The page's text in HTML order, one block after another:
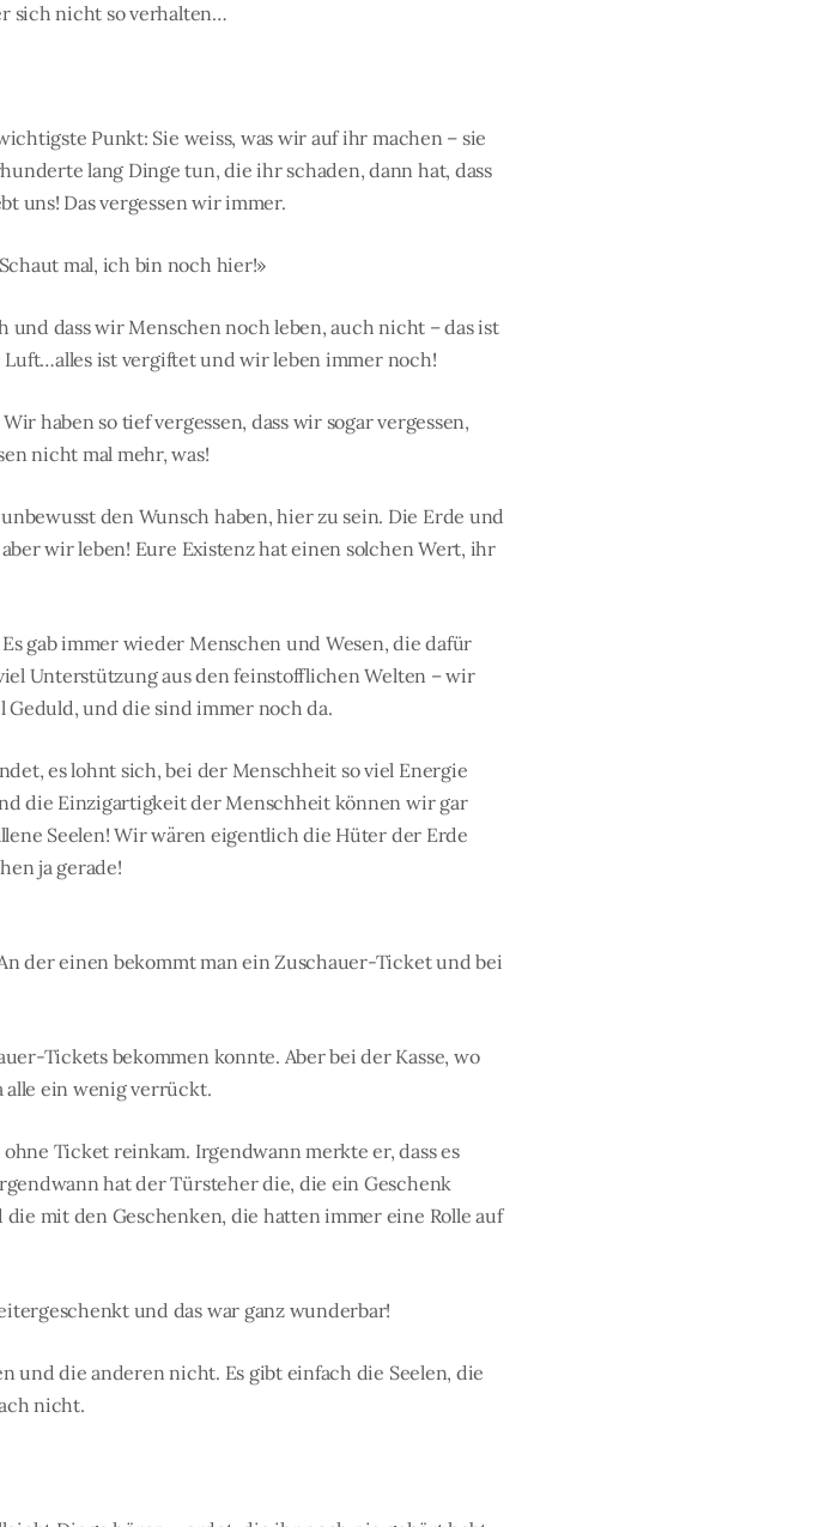
sich nicht so verhalten…
Punkt: Sie weiss, was wir auf ihr machen – sie
lang Dinge tun, die ihr schaden, dann hat, dass
uns! Das vergessen wir immer.
mal, ich bin noch hier!»
dass wir Menschen noch leben, auch nicht – das ist
Luft…alles ist vergiftet und wir leben immer noch!
haben so tief vergessen, dass wir sogar vergessen,
nicht mal mehr, was!
den Wunsch haben, hier zu sein. Die Erde und
wir leben! Eure Existenz hat einen solchen Wert, ihr
gab immer wieder Menschen und Wesen, die dafür
Unterstützung aus den feinstofflichen Welten – wir
Geduld, und die sind immer noch da.
es lohnt sich, bei der Menschheit so viel Energie
die Einzigartigkeit der Menschheit können wir gar
Seelen! Wir wären eigentlich die Hüter der Erde
ja gerade!
der einen bekommt man ein Zuschauer-Ticket und bei
Tickets bekommen konnte. Aber bei der Kasse, wo
alle ein wenig verrückt.
Ticket reinkam. Irgendwann merkte er, dass es
hat der Türsteher die, die ein Geschenk
mit den Geschenken, die hatten immer eine Rolle auf
und das war ganz wunderbar!
und die anderen nicht. Es gibt einfach die Seelen, die
nicht.